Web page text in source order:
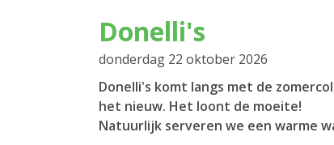
Donelli's
donderdag 22 oktober 2026
Donelli's komt langs met de
het nieuw. Het loont de moeite!
Natuurlijk serveren we een warme